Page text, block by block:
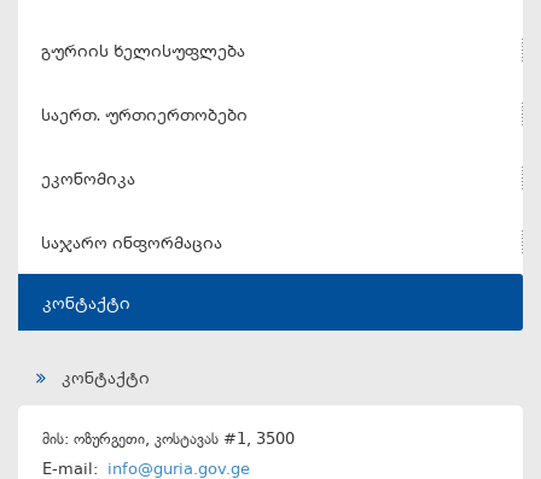
გურიის ხელისუფლება
საერთ. ურთიერთობები
ეკონომიკა
საჯარო ინფორმაცია
კონტაქტი
კონტაქტი
მის: ოზურგეთი, კოსტავას #1, 3500
E-mail: info@guria.gov.ge